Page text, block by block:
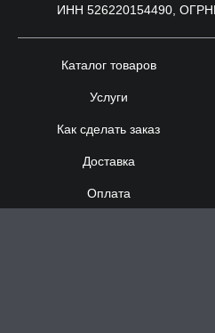
ИНН 526220154490,
Каталог товаров
Услуги
Как сделать заказ
Доставка
Оплата